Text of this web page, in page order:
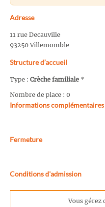
Adresse
11 rue Decauville
93250 Villemomble
Structure d’accueil
Type : Crèche familiale *
Nombre de place : 0
Informations complémentaires
Fermeture
Conditions d'admission
Vous gérez